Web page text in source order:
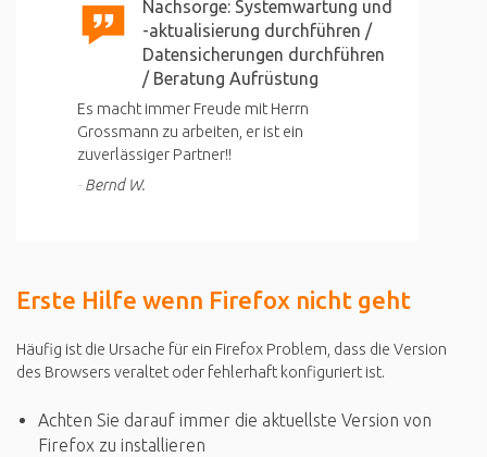
Nachsorge: Systemwartung und
-aktualisierung durchführen /
Datensicherungen durchführen
/ Beratung Aufrüstung
Es macht immer Freude mit Herrn
Grossmann zu arbeiten, er ist ein
zuverlässiger Partner!!
Bernd W.
Erste Hilfe wenn Firefox nicht geht
Häufig ist die Ursache für ein Firefox Problem, dass die Version
des Browsers veraltet oder fehlerhaft konfiguriert ist.
Achten Sie darauf immer die aktuellste Version von
Firefox zu installieren